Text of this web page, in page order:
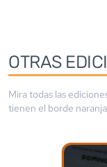
OTRAS
Mira todas las
tienen el borde naranja